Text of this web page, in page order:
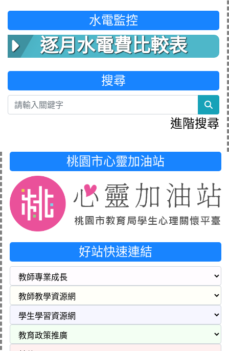
水電監控
逐月水電費比較表
搜尋
進階搜尋
桃園市心靈加油站
好站快速連結